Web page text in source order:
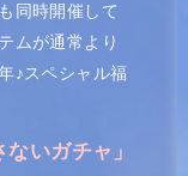
同時開催して
ムが通常より
♪スペシャル福
いガチャ」